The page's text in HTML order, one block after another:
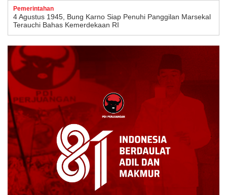
Pemerintahan
4 Agustus 1945, Bung Karno Siap Penuhi Panggilan Marsekal
Terauchi Bahas Kemerdekaan RI